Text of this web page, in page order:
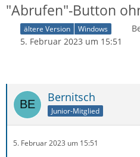
"Abrufen"-Button
ältere Version Windows
5. Februar 2023 um 15:51
Bernitsch
Junior-Mitglied
5. Februar 2023 um 15:51